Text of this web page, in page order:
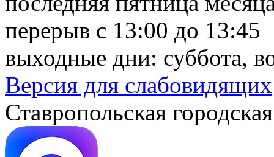
перерыв с 13:00 до 13:45
выходные дни: суббота,
Версия для слабовидящих
Ставропольская